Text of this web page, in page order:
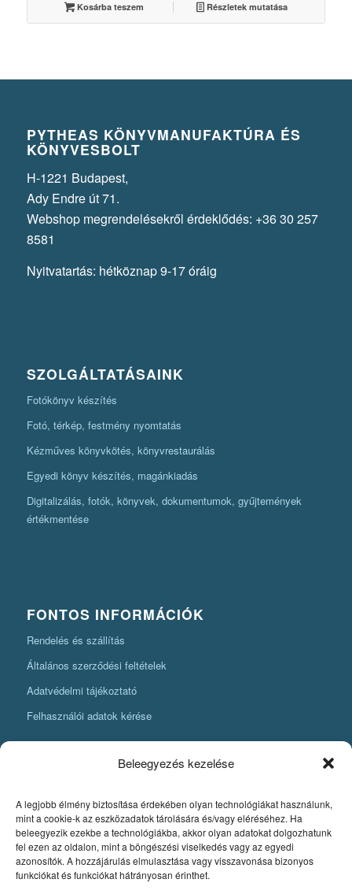
Beleegyezés kezelése
A legjobb élmény biztosítása érdekében olyan technológiákat használunk,
mint a cookie-k az eszközadatok tárolására és/vagy eléréséhez. Ha
beleegyezik ezekbe a technológiákba, akkor olyan adatokat dolgozhatunk
fel ezen az oldalon, mint a böngészési viselkedés vagy az egyedi
azonosítók. A hozzájárulás elmulasztása vagy visszavonása bizonyos
funkciókat és funkciókat hátrányosan érinthet.
Kosárba teszem Részletek mutatása
PYTHEAS KÖNYVMANUFAKTÚRA ÉS
KÖNYVESBOLT
H-1221 Budapest,
Ady Endre út 71.
Webshop megrendelésekről érdeklődés: +36 30 257
8581
Nyitvatartás: hétköznap 9-17 óráig
SZOLGÁLTATÁSAINK
Fotókönyv készítés
Fotó, térkép, festmény nyomtatás
Kézműves könyvkötés, könyvrestaurálás
Egyedi könyv készítés, magánkiadás
Digitalizálás, fotók, könyvek, dokumentumok, gyűjtemények
értékmentése
FONTOS INFORMÁCIÓK
Rendelés és szállítás
Általános szerződési feltételek
Adatvédelmi tájékoztató
Felhasználói adatok kérése
KÖNYVKÉSZÍTÉSI INFORMÁCIÓK
Amit mindenképpen tudnia kell, ha könyvet szeretne készíteni
Fontos szabályok a könyv nyomdai pdfjének elkészítéséhez